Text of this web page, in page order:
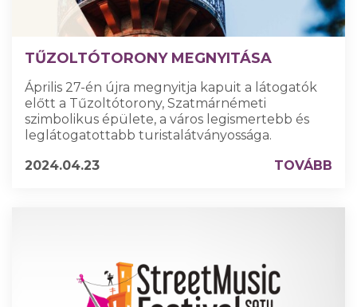
TŰZOLTÓTORONY MEGNYITÁSA
Április 27-én újra megnyitja kapuit a látogatók
előtt a Tűzoltótorony, Szatmárnémeti
szimbolikus épülete, a város legismertebb és
leglátogatottabb turistalátványossága.
2024.04.23
TOVÁBB